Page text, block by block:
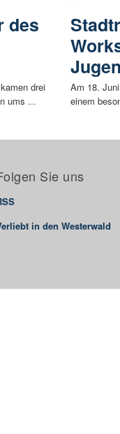
des
drei
ums ...
Am 18.
einem
Sie uns
in den Westerwald